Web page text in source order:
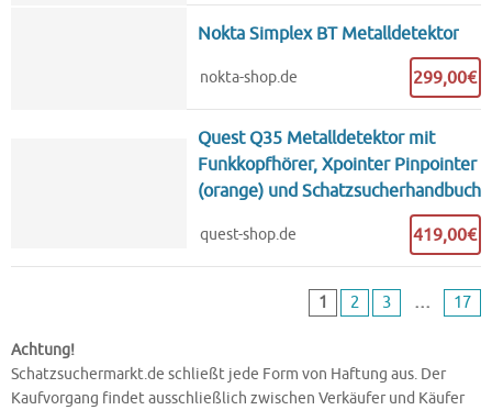
Nokta Simplex BT Metalldetektor
nokta-shop.de 299,00€
Quest Q35 Metalldetektor mit
Funkkopfhörer, Xpointer Pinpointer
(orange) und Schatzsucherhandbuch
quest-shop.de 419,00€
1 2 3 … 17
Achtung!
Schatzsuchermarkt.de schließt jede Form von Haftung aus. Der
Kaufvorgang findet ausschließlich zwischen Verkäufer und Käufer